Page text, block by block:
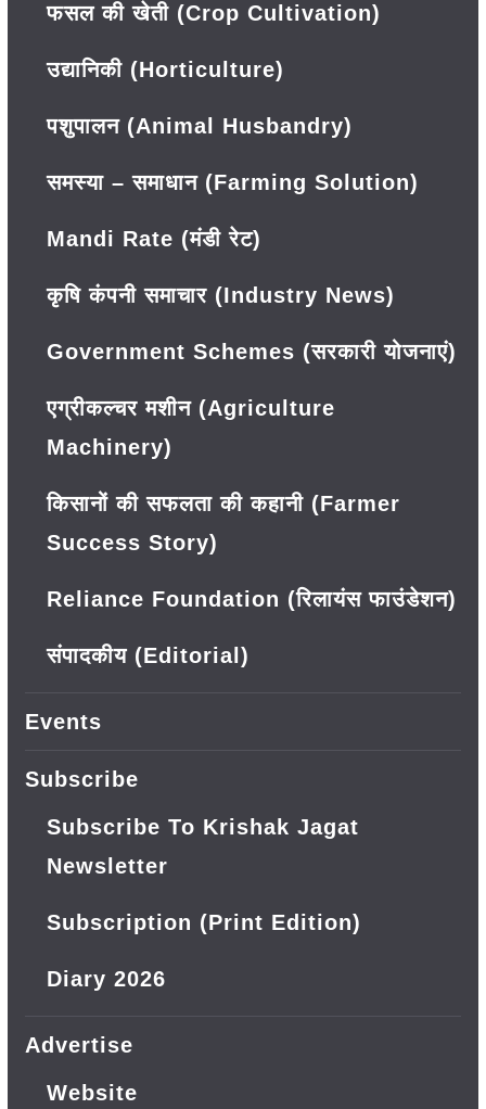
फसल की खेती (Crop Cultivation)
उद्यानिकी (Horticulture)
पशुपालन (Animal Husbandry)
समस्या – समाधान (Farming Solution)
Mandi Rate (मंडी रेट)
कृषि कंपनी समाचार (Industry News)
Government Schemes (सरकारी योजनाएं)
एग्रीकल्चर मशीन (Agriculture
Machinery)
किसानों की सफलता की कहानी (Farmer
Success Story)
Reliance Foundation (रिलायंस फाउंडेशन)
संपादकीय (Editorial)
Events
Subscribe
Subscribe To Krishak Jagat
Newsletter
Subscription (Print Edition)
Diary 2026
Advertise
Website